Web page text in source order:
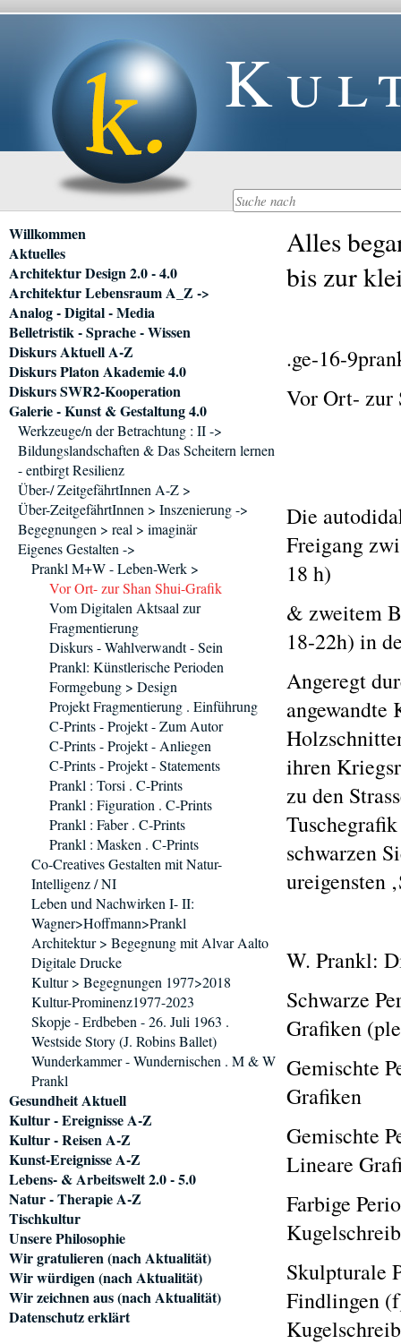
Alles
bis zur
.ge-16-
Vor Ort- zur
Die
Freigang
18 h)
& zweitem
18-22h) in
Angeregt
angewandte
ihren
zu den
schwarzen
ureigensten
W. Prankl:
Schwarze
Grafiken
Gemischte
Grafiken
Gemischte
Lineare
Farbige
Skulpturale
Findlingen
Navigation
überspringen
Willkommen
Aktuelles
Architektur Design 2.0 - 4.0
Architektur Lebensraum A_Z ->
Analog - Digital - Media
Belletristik - Sprache - Wissen
Diskurs Aktuell A-Z
Diskurs Platon Akademie 4.0
Diskurs SWR2-Kooperation
Galerie - Kunst & Gestaltung 4.0
Werkzeuge/n der Betrachtung : II ->
Bildungslandschaften & Das Scheitern lernen
- entbirgt Resilienz
Über-/ ZeitgefährtInnen A-Z >
Über-ZeitgefährtInnen > Inszenierung ->
Begegnungen > real > imaginär
Eigenes Gestalten ->
Prankl M+W - Leben-Werk >
Vor Ort- zur Shan Shui-Grafik
Vom Digitalen Aktsaal zur
Fragmentierung
Diskurs - Wahlverwandt - Sein
Prankl: Künstlerische Perioden
Formgebung > Design
Projekt Fragmentierung . Einführung
C-Prints - Projekt - Zum Autor
C-Prints - Projekt - Anliegen
C-Prints - Projekt - Statements
Prankl : Torsi . C-Prints
Prankl : Figuration . C-Prints
Prankl : Faber . C-Prints
Prankl : Masken . C-Prints
Co-Creatives Gestalten mit Natur-
Intelligenz / NI
Leben und Nachwirken I- II:
Wagner>Hoffmann>Prankl
Architektur > Begegnung mit Alvar Aalto
Digitale Drucke
Kultur > Begegnungen 1977>2018
Kultur-Prominenz1977-2023
Skopje - Erdbeben - 26. Juli 1963 .
Westside Story (J. Robins Ballet)
Wunderkammer - Wundernischen . M & W
Prankl
Gesundheit Aktuell
Kultur - Ereignisse A-Z
Kultur - Reisen A-Z
Kunst-Ereignisse A-Z
Lebens- & Arbeitswelt 2.0 - 5.0
Natur - Therapie A-Z
Tischkultur
Unsere Philosophie
Wir gratulieren (nach Aktualität)
Wir würdigen (nach Aktualität)
Wir zeichnen aus (nach Aktualität)
Datenschutz erklärt